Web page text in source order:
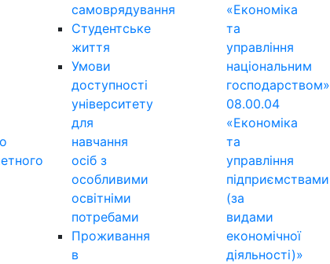
самоврядування
Студентське
життя
Умови
доступності
університету
для
навчання
осіб з
особливими
освітніми
потребами
Проживання
в
«Економіка
та
управління
національним
господарством»
08.00.04
«Економіка
та
управління
підприємствами
(за
видами
економічної
діяльності)»